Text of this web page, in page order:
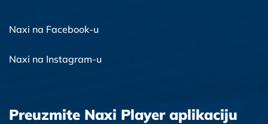
Naxi na Facebook-u
Naxi na Instagram-u
Preuzmite Naxi Player aplikaciju